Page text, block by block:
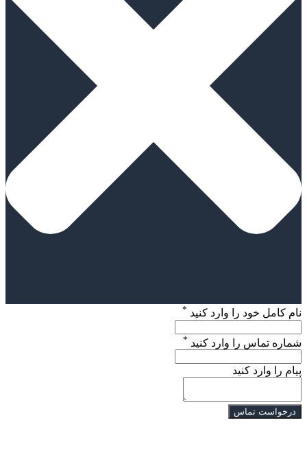
نام کامل خود را وارد کنید *
شماره تماس را وارد کنید *
پیام را وارد کنید